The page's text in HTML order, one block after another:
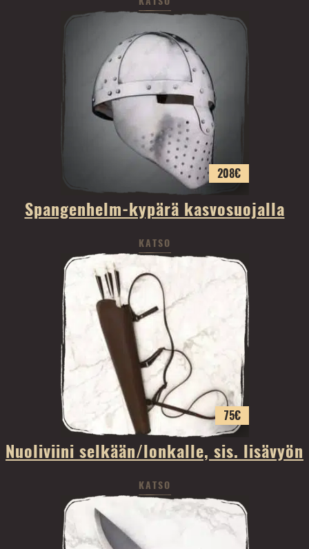
208€
Spangenhelm-kypärä kasvosuojalla
KATSO
75€
Nuoliviini selkään/lonkalle, sis. lisävyön
KATSO